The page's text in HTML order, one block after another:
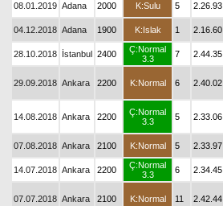
08.01.2019 Adana 2000 K:Sulu 5 2.26.93
04.12.2018 Adana 1900 K:Islak 1 2.16.60
28.10.2018 İstanbul 2400
Ç:Normal
3.3
7 2.44.35
29.09.2018 Ankara 2200 K:Normal 6 2.40.02
14.08.2018 Ankara 2200
Ç:Normal
3.3
5 2.33.06
07.08.2018 Ankara 2100 K:Normal 5 2.33.97
14.07.2018 Ankara 2200
Ç:Normal
3.3
6 2.34.45
07.07.2018 Ankara 2100 K:Normal 11 2.42.44